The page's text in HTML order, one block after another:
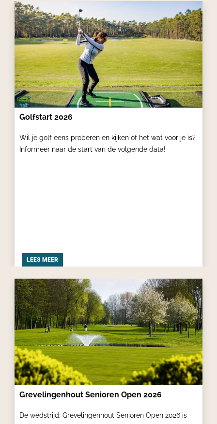
Golfstart 2026
Wil je golf eens proberen en kijken of het wat voor je is?
Informeer naar de start van de volgende data!
LEES MEER
Grevelingenhout Senioren Open 2026
De wedstrijd: Grevelingenhout Senioren Open 2026 is
Showing
Slide